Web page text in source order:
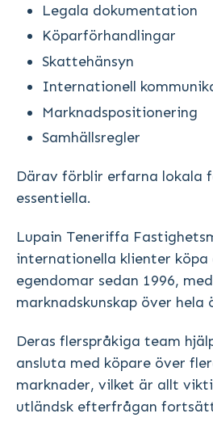
Legala dokumentation
Köparförhandlingar
Skattehänsyn
Internationell
Marknadspositionering
Samhällsregler
Därav förblir erfarna lokala
essentiella.
Lupain Teneriffa
internationella klienter köpa
egendomar sedan 1996,
marknadskunskap över hela
Deras flerspråkiga team
ansluta med köpare över
marknader, vilket är allt
utländsk efterfrågan